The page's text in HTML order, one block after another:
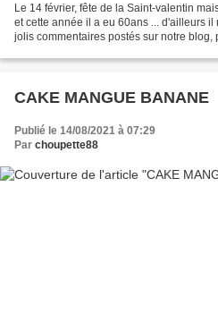
Le 14 février, fête de la Saint-valentin
et cette année il a eu 60ans ... d'ailleurs
jolis commentaires postés sur notre
CAKE MANGUE BANANE
Publié le 14/08/2021 à 07:29
Par choupette88